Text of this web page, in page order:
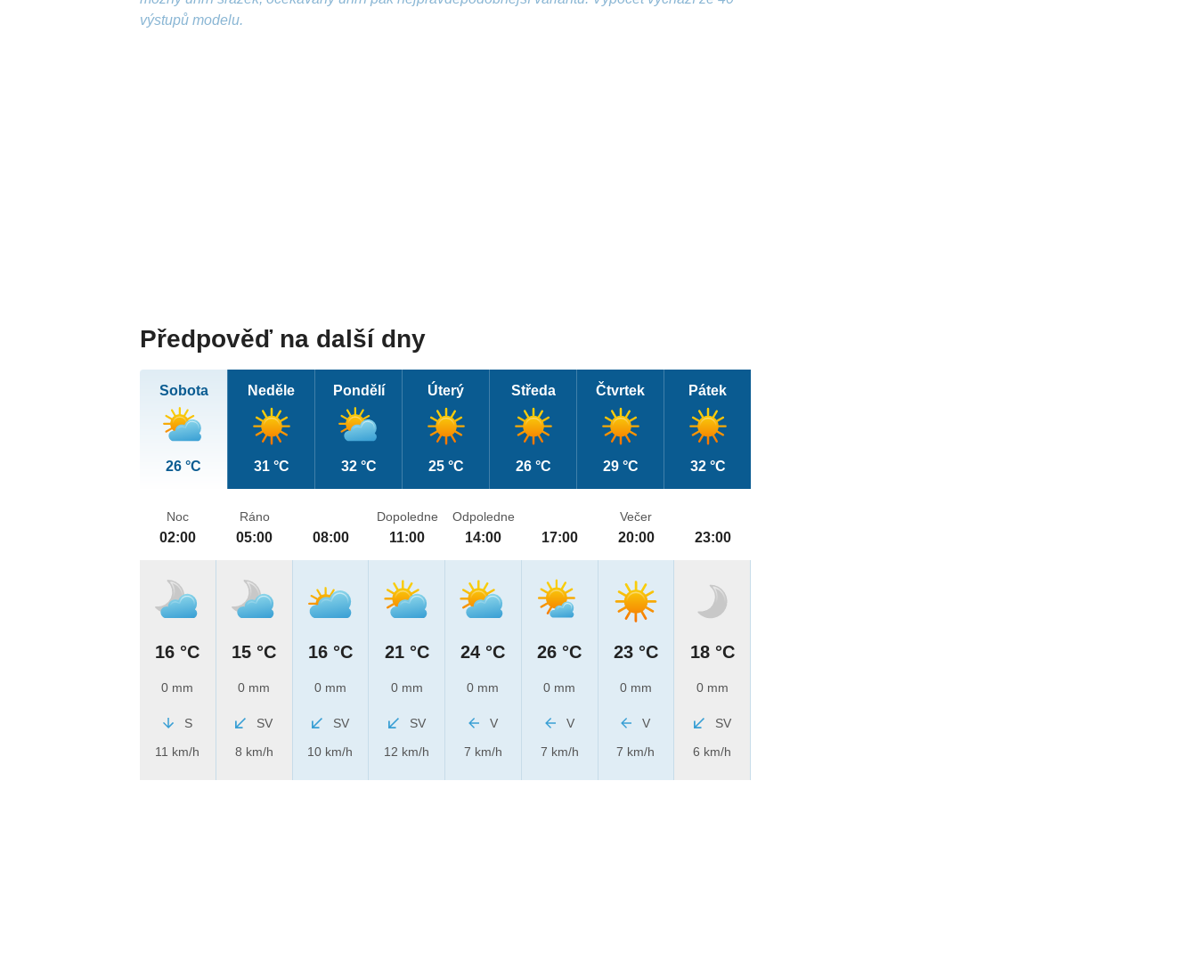
výstupů modelu.
Předpověď na další dny
Sobota
26 °C
Neděle
31 °C
Pondělí
32 °C
Úterý
25 °C
Středa
26 °C
Čtvrtek
29 °C
Pátek
32 °C
Noc
02:00
16 °C
0 mm
S
11 km/h
Ráno
05:00
15 °C
0 mm
SV
8 km/h
08:00
16 °C
0 mm
SV
10 km/h
Dopoledne
11:00
21 °C
0 mm
SV
12 km/h
Odpoledne
14:00
24 °C
0 mm
V
7 km/h
17:00
26 °C
0 mm
V
7 km/h
Večer
20:00
23 °C
0 mm
V
7 km/h
23:00
18 °C
0 mm
SV
6 km/h